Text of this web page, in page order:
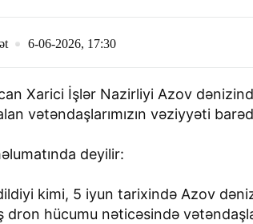
6-06-2026, 17:30
Xarici İşlər Nazirliyi Azov
vətəndaşlarımızın vəziyyəti
deyilir:
kimi, 5 iyun tarixində Azov
dron hücumu nəticəsində